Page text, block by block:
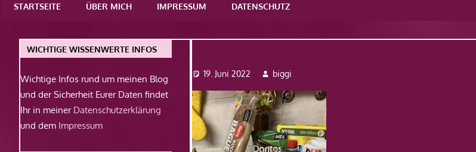
WordPress-
STARTSEITE ÜBER MICH IMPRESSUM DATENSCHUTZ
19. Juni 2022 biggi
WICHTIGE WISSENWERTE INFOS
Wichtige Infos rund um meinen Blog
und der Sicherheit Eurer Daten findet
Ihr in meiner Datenschutzerklärung
und dem Impressum